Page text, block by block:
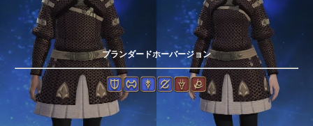
プランダードホーバージョン